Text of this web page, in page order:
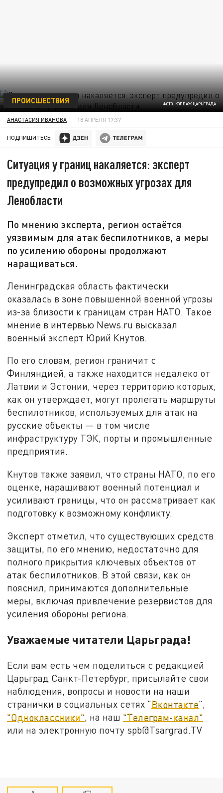
ФОТО: КОЛЛАЖ ЦАРЬГРАДА
ПРОИСШЕСТВИЯ
АНАСТАСИЯ ИВАНОВА 18 АПРЕЛЯ 17:37
ПОДПИШИТЕСЬ:
Ситуация у границ накаляется: эксперт
предупредил о возможных угрозах для
Ленобласти
По мнению эксперта, регион остаётся
уязвимым для атак беспилотников, а меры
по усилению обороны продолжают
наращиваться.
Ленинградская область фактически
оказалась в зоне повышенной военной угрозы
из-за близости к границам стран НАТО. Такое
мнение в интервью News.ru высказал
военный эксперт Юрий Кнутов.
По его словам, регион граничит с
Финляндией, а также находится недалеко от
Латвии и Эстонии, через территорию которых,
как он утверждает, могут пролегать маршруты
беспилотников, используемых для атак на
русские объекты — в том числе
инфраструктуру ТЭК, порты и промышленные
предприятия.
Кнутов также заявил, что страны НАТО, по его
оценке, наращивают военный потенциал и
усиливают границы, что он рассматривает как
подготовку к возможному конфликту.
Эксперт отметил, что существующих средств
защиты, по его мнению, недостаточно для
полного прикрытия ключевых объектов от
атак беспилотников. В этой связи, как он
пояснил, принимаются дополнительные
меры, включая привлечение резервистов для
усиления обороны региона.
Уважаемые читатели Царьграда!
Если вам есть чем поделиться с редакцией
Царьград Санкт-Петербург, присылайте свои
наблюдения, вопросы и новости на наши
странички в социальных сетях "Вконтакте",
"Одноклассники", на наш "Телеграм-канал"
или на электронную почту spb@Tsargrad.TV